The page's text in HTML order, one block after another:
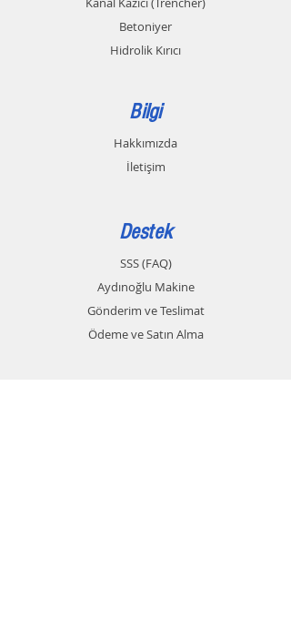
Betoniyer
Hidrolik Kırıcı
Bilgi
Hakkımızda
İletişim
Destek
SSS (FAQ)
Aydınoğlu Makine
Gönderim ve Teslimat
Ödeme ve Satın Alma